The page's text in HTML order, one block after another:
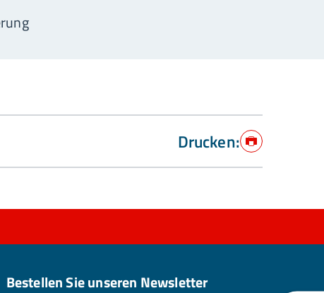
Drucken: Drucken
Bestellen Sie unseren Newsletter